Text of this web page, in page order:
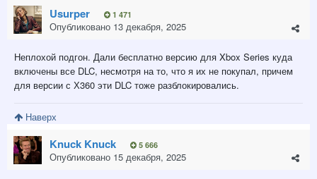
Usurper 1 471
Опубликовано 13 декабря, 2025
Неплохой подгон. Дали бесплатно версию для Xbox Series куда
включены все DLC, несмотря на то, что я их не покупал, причем
для версии с Х360 эти DLC тоже разблокировались.
Наверх
Knuck Knuck 5 666
Опубликовано 15 декабря, 2025